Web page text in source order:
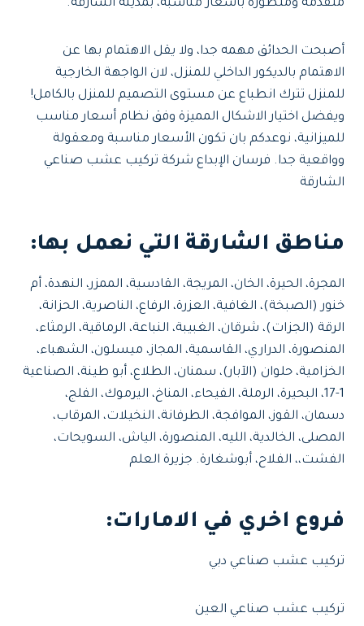
متقدمة ومتطورة بأسعار مناسبة، بمدينة الشارقة.
أصبحت الحدائق مهمه جدا، ولا يقل الاهتمام بها عن
الاهتمام بالديكور الداخلي للمنزل، لان الواجهة الخارجية
للمنزل تترك انطباع عن مستوى التصميم للمنزل بالكامل!
ويفضل اختيار الاشكال المميزة وفق نظام أسعار مناسب
للميزانية، نوعدكم بان تكون الأسعار مناسبة ومعقولة
وواقعية جدا. فرسان الإبداع شركة تركيب عشب صناعي
الشارقة
مناطق الشارقة التي نعمل بها:
المجرة، الحيرة، الخان، المريجة، القادسية، الممزر، النهدة، أم
خنور (الصبخة)، الغافية، العزرة، الرفاع، الناصرية، الحزانة،
الرقة (الجزات)، شرقان، الغبيبة، النباعة، الرماقية، الرمثاء،
المنصورة، الدراري، القاسمية، المجاز، ميسلون، الشهباء،
الخزامية، حلوان (الآبار)، سمنان، الطلاع، أبو طينة، الصناعية
1-17، البحيرة، الرملة، الفيحاء، المناخ، اليرموك، الفلج،
دسمان، القوز، الموافجة، الطرفانة، النخيلات، المرقاب،
المصلى، الخالدية، الليه، المنصورة، الياش، السويحات،
الفشت،، الفلاح، أبوشغارة. جزيرة العلم
فروع اخري في الامارات:
تركيب عشب صناعي دبي
تركيب عشب صناعي العين